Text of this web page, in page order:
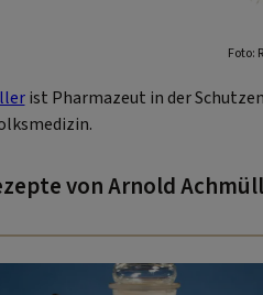
Foto:
ist Pharmazeut in der
von Arnold